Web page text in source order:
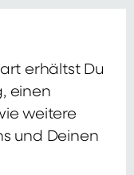
erhältst Du
einen
weitere
und Deinen